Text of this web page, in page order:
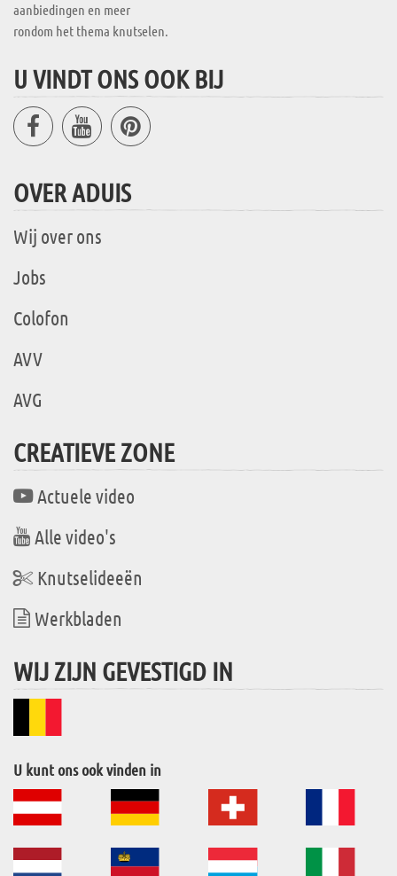
aanbiedingen en meer
rondom het thema knutselen.
U VINDT ONS OOK BIJ
OVER ADUIS
Wij over ons
Jobs
Colofon
AVV
AVG
CREATIEVE ZONE
Actuele video
Alle video's
Knutselideeën
Werkbladen
WIJ ZIJN GEVESTIGD IN
U kunt ons ook vinden in